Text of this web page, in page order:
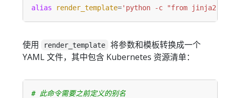
alias render_template='python -c "from jinja2
使用 render_template
将参数和模板转换成一个
YAML 文件，其中包含 Kubernetes 资源清单：
# 此命令需要之前定义的别名